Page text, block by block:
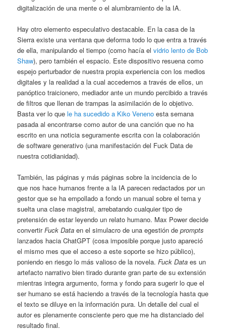
digitalización de una mente o el alumbramiento de la IA.
Hay otro elemento especulativo destacable. En la casa de la
Sierra existe una ventana que deforma todo lo que entra a través
de ella, manipulando el tiempo (como hacía elvidrio lento de Bob
Shaw), pero también el espacio. Este dispositivo resuena como
espejo perturbador de nuestra propia experiencia con los medios
digitales y la realidad a la cual accedemos a través de ellos, un
panóptico traicionero, mediador ante un mundo percibido a través
de filtros que llenan de trampas la asimilación de lo objetivo.
Basta ver lo quele ha sucedido a Kiko Veneno esta semana
pasada al encontrarse como autor de una canción que no ha
escrito en una noticia seguramente escrita con la colaboración
de software generativo (una manifestación del Fuck Data de
nuestra cotidianidad).
También, las páginas y más páginas sobre la incidencia de lo
que nos hace humanos frente a la IA parecen redactados por un
gestor que se ha empollado a fondo un manual sobre el tema y
suelta una clase magistral, arrebatando cualquier tipo de
pretensión de estar leyendo un relato humano. Max Power decide
convertirFuck Data en el simulacro de una egestión deprompts
lanzados hacia ChatGPT (cosa imposible porque justo apareció
el mismo mes que el acceso a este soporte se hizo público),
poniendo en riesgo lo más valioso de la novela.Fuck Data es un
artefacto narrativo bien tirado durante gran parte de su extensión
mientras integra argumento, forma y fondo para sugerir lo que el
ser humano se está haciendo a través de la tecnología hasta que
el texto se diluye en la información pura. Un detalle del cual el
autor es plenamente consciente pero que me ha distanciado del
resultado final.